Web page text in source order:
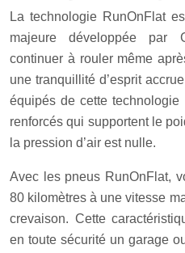
La technologie RunOnFlat
majeure développée par
continuer à rouler même
une tranquillité d’esprit
équipés de cette
renforcés qui supportent le
la pression d’air est nulle.
Avec les pneus RunOnFlat,
80 kilomètres à une vitesse
crevaison. Cette
en toute sécurité un garage